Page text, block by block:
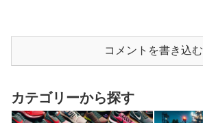
コメントを書き込む
カテゴリーから探す